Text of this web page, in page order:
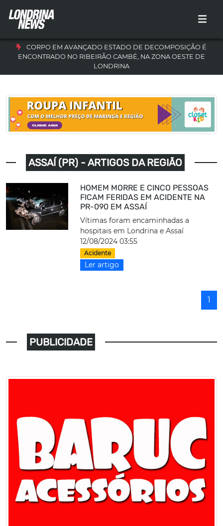
CORPO EM AVANÇADO ESTADO DE DECOMPOSIÇÃO É
ENCONTRADO NO RIBEIRÃO CAMBÉ, NA ZONA OESTE DE
LONDRINA
ASSAÍ (PR) - ARTIGOS DA REGIÃO
HOMEM MORRE E CINCO PESSOAS
FICAM FERIDAS EM ACIDENTE NA
PR-090 EM ASSAÍ
Vítimas foram encaminhadas a
hospitais em Londrina e Assaí
12/08/2024 03:55
Acidente
Ler artigo
1
PUBLICIDADE